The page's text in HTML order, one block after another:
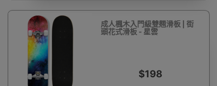
成人楓木入門級雙翹滑板 | 街
頭花式滑板 - 星雲
$198